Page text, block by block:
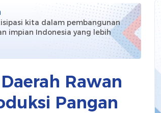
kita dalam pembangunan
impian Indonesia yang lebih
Rawan
Pangan